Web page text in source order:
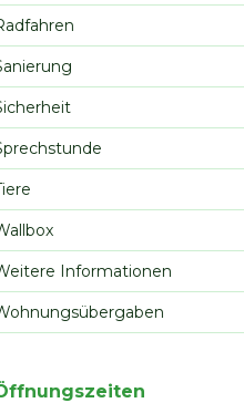
Informationen